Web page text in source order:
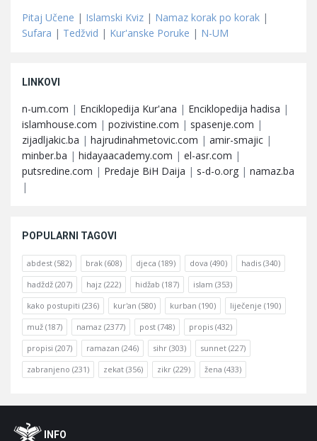
Pitaj Učene | Islamski Kviz | Namaz korak po korak |
Sufara | Tedžvid | Kur'anske Poruke | N-UM
LINKOVI
n-um.com | Enciklopedija Kur'ana | Enciklopedija hadisa |
islamhouse.com | pozivistine.com | spasenje.com |
zijadljakic.ba | hajrudinahmetovic.com | amir-smajic |
minber.ba | hidayaacademy.com | el-asr.com |
putsredine.com | Predaje BiH Daija | s-d-o.org | namaz.ba
|
POPULARNI TAGOVI
abdest (582) brak (608) djeca (189) dova (490) hadis (340)
hadždž (207) hajz (222) hidžab (187) islam (353)
kako postupiti (236) kur'an (580) kurban (190) liječenje (190)
muž (187) namaz (2377) post (748) propis (432)
propisi (207) ramazan (246) sihr (303) sunnet (227)
zabranjeno (231) zekat (356) zikr (229) žena (433)
FooterOINFO